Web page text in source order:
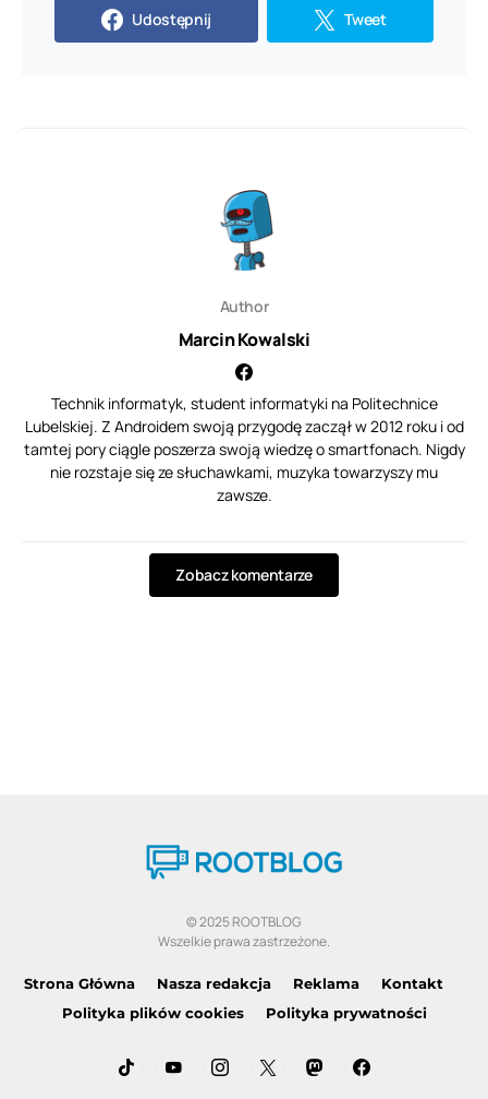
Udostępnij Tweet
Author
Marcin Kowalski
Technik informatyk, student informatyki na Politechnice
Lubelskiej. Z Androidem swoją przygodę zaczął w 2012 roku i od
tamtej pory ciągle poszerza swoją wiedzę o smartfonach. Nigdy
nie rozstaje się ze słuchawkami, muzyka towarzyszy mu
zawsze.
Zobacz komentarze
© 2025 ROOTBLOG
Wszelkie prawa zastrzeżone.
Strona Główna Nasza redakcja Reklama
Kontakt
Polityka plików cookies
Polityka prywatności